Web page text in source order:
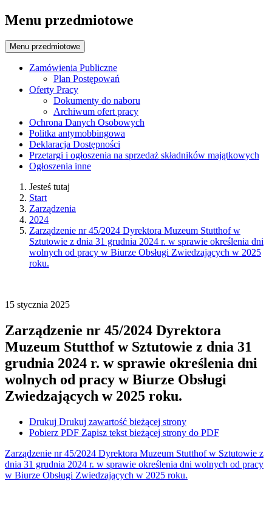
Menu przedmiotowe
Menu przedmiotowe
Zamówienia Publiczne
Plan Postępowań
Oferty Pracy
Dokumenty do naboru
Archiwum ofert pracy
Ochrona Danych Osobowych
Politka antymobbingowa
Deklaracja Dostępności
Przetargi i ogłoszenia na sprzedaż składników majątkowych
Ogłoszenia inne
Jesteś tutaj
Start
Zarządzenia
2024
Zarządzenie nr 45/2024 Dyrektora Muzeum Stutthof w
Sztutowie z dnia 31 grudnia 2024 r. w sprawie określenia dni
wolnych od pracy w Biurze Obsługi Zwiedzających w 2025
roku.
15 stycznia 2025
Zarządzenie nr 45/2024 Dyrektora
Muzeum Stutthof w Sztutowie z dnia 31
grudnia 2024 r. w sprawie określenia dni
wolnych od pracy w Biurze Obsługi
Zwiedzających w 2025 roku.
Drukuj Drukuj zawartość bieżącej strony
Pobierz PDF Zapisz tekst bieżącej strony do PDF
Zarządzenie nr 45/2024 Dyrektora Muzeum Stutthof w Sztutowie z
dnia 31 grudnia 2024 r. w sprawie określenia dni wolnych od pracy
w Biurze Obsługi Zwiedzających w 2025 roku.